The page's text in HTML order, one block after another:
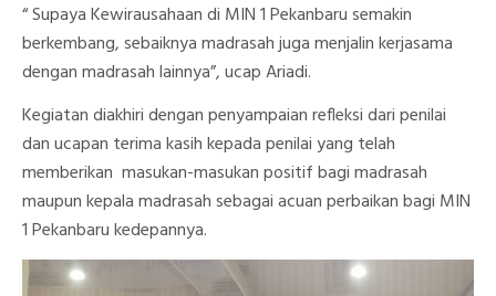
“ Supaya Kewirausahaan di MIN 1 Pekanbaru semakin
berkembang, sebaiknya madrasah juga menjalin kerjasama
dengan madrasah lainnya”, ucap Ariadi.
Kegiatan diakhiri dengan penyampaian refleksi dari penilai
dan ucapan terima kasih kepada penilai yang telah
memberikan masukan-masukan positif bagi madrasah
maupun kepala madrasah sebagai acuan perbaikan bagi MIN
1 Pekanbaru kedepannya.